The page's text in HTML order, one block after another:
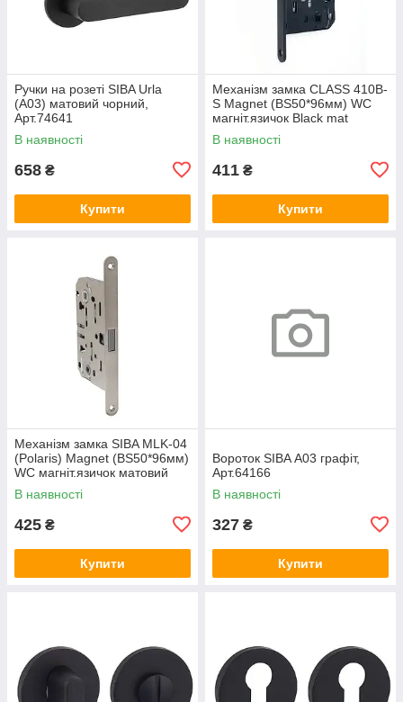
Ручки на розеті SIBA Urla
(А03) матовий чорний,
Арт.74641
В наявності
658 ₴
Купити
Механізм замка CLASS 410B-
S Magnet (BS50*96мм) WC
магніт.язичок Black mat
чорний матовий, Арт.74647
В наявності
411 ₴
Купити
Механізм замка SIBA MLK-04
(Polaris) Magnet (BS50*96мм)
WC магніт.язичок матовий
нікель, Арт.74644
В наявності
425 ₴
Купити
Вороток SIBA А03 графіт,
Арт.64166
В наявності
327 ₴
Купити